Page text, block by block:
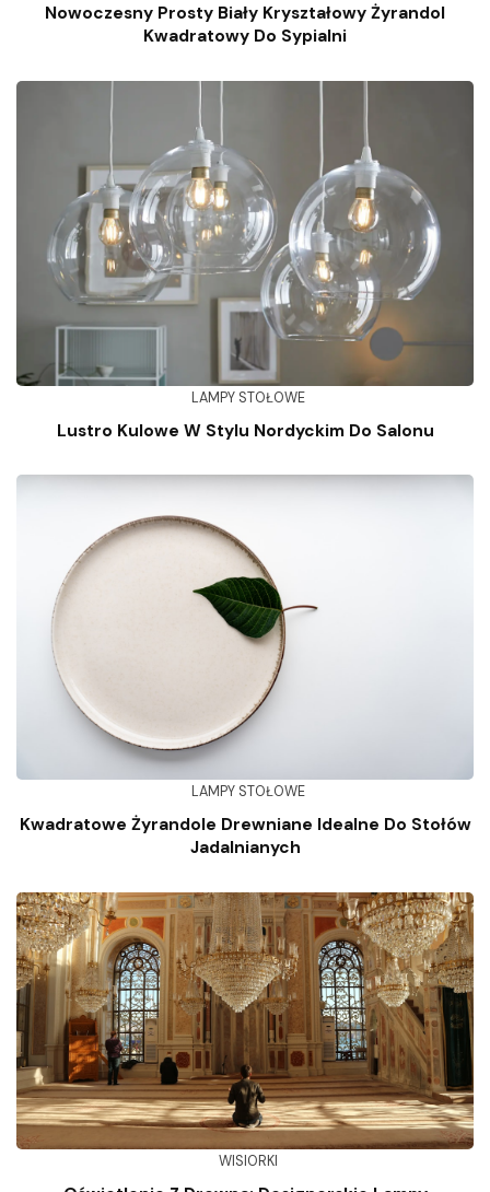
Nowoczesny Prosty Biały Kryształowy Żyrandol
Kwadratowy Do Sypialni
LAMPY STOŁOWE
Lustro Kulowe W Stylu Nordyckim Do Salonu
LAMPY STOŁOWE
Kwadratowe Żyrandole Drewniane Idealne Do Stołów
Jadalnianych
WISIORKI